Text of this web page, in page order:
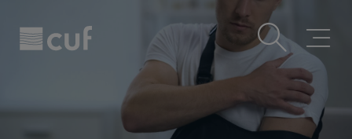
este
inclui
para
conteúdo
Prevenção e bem-estar
Grandes Áreas da Saúde
Serviços CUF